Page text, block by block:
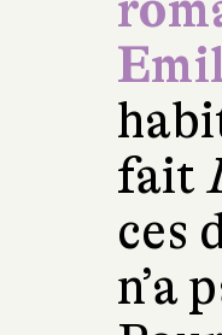
E
fait
ces
n’a